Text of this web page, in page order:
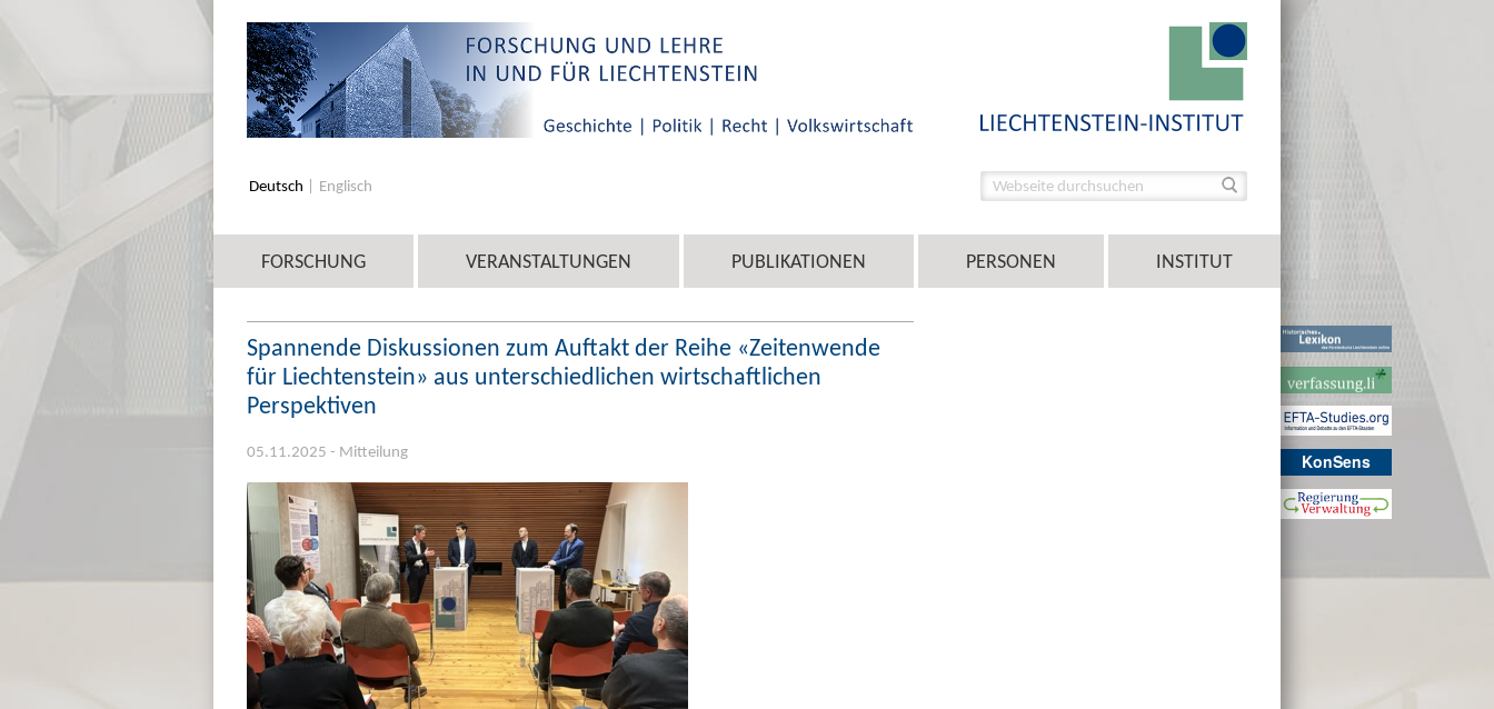
KonSens
Deutsch Englisch
FORSCHUNG VERANSTALTUNGEN PUBLIKATIONEN PERSONEN INSTITUT
Spannende Diskussionen zum Auftakt der Reihe «Zeitenwende
für Liechtenstein» aus unterschiedlichen wirtschaftlichen
Perspektiven
05.11.2025 - Mitteilung